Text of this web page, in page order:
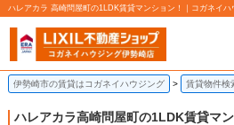
ハレアカラ 高崎問屋町の1LDK賃貸マンション！｜コガネイハ
伊勢崎市の賃貸はコガネイハウジング 賃貸物件検
ハレアカラ高崎問屋町の1LDK賃貸マ